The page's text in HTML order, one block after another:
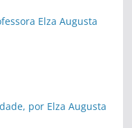
Elza Augusta
por Elza Augusta